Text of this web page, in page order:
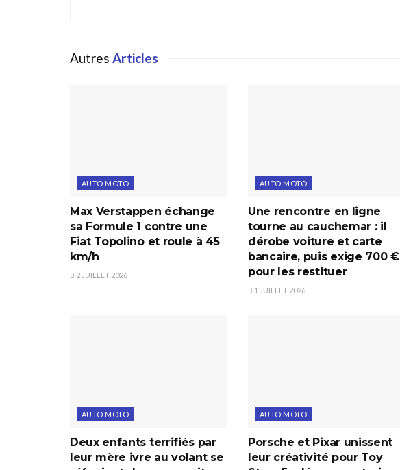
Autres Articles
AUTO MOTO
Max Verstappen échange
sa Formule 1 contre une
Fiat Topolino et roule à 45
km/h
2 JUILLET 2026
AUTO MOTO
Une rencontre en ligne
tourne au cauchemar : il
dérobe voiture et carte
bancaire, puis exige 700 €
pour les restituer
1 JUILLET 2026
AUTO MOTO
Deux enfants terrifiés par
leur mère ivre au volant se
AUTO MOTO
Porsche et Pixar unissent
leur créativité pour Toy